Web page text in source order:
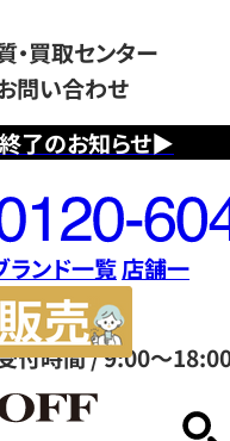
了のお知らせ▶
・買取センター
問い合わせ
ヤ
付時間 / 9:00～
ランド一覧店舗一
サ